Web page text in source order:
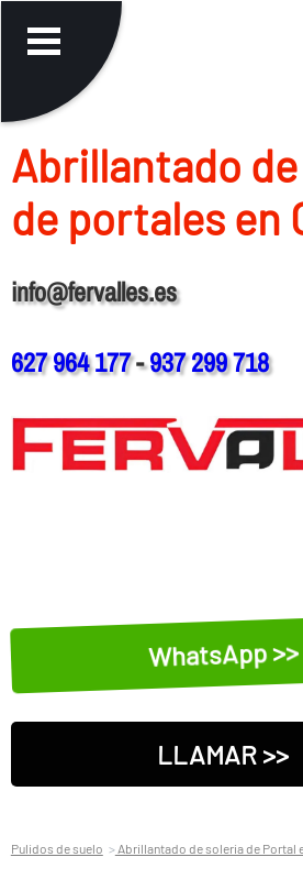
Abrillantado
de portales en
info@fervalles.es
627 964 177-937 299 718
WhatsApp >>
LLAMAR >>
Pulidos de suelo Abrillantado de soleria de Portal